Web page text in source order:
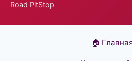
Road PitStop
🏠